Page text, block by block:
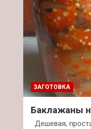
ЗАГОТОВКА
Баклажаны
Дешевая,